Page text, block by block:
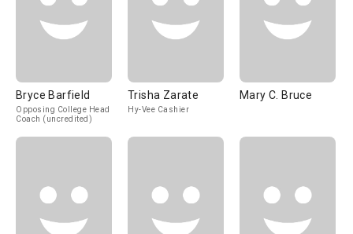
Bryce Barfield
Opposing College Head
Coach (uncredited)
Trisha Zarate
Hy-Vee Cashier
Mary C. Bruce